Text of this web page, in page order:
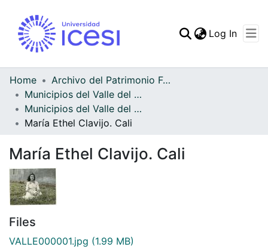
Log In
Home
Archivo del Patrimonio Fotográfico y Fílmico del Valle del Cauca
Municipios del Valle del Cauca
Municipios del Valle del Cauca
María Ethel Clavijo. Cali
María Ethel Clavijo. Cali
Files
VALLE000001.jpg (1.99 MB)